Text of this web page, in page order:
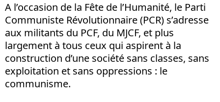
A l’occasion de la Fête de l’Humanité, le Parti
Communiste Révolutionnaire (PCR) s’adresse
aux militants du PCF, du MJCF, et plus
largement à tous ceux qui aspirent à la
construction d’une société sans classes, sans
exploitation et sans oppressions : le
communisme.